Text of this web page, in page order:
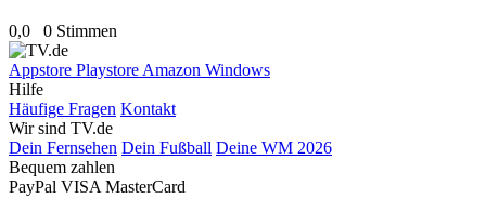
0,0 0 Stimmen
Appstore Playstore Amazon Windows
Hilfe
Häufige Fragen Kontakt
Wir sind TV.de
Dein Fernsehen Dein Fußball Deine WM 2026
Bequem zahlen
PayPal VISA MasterCard